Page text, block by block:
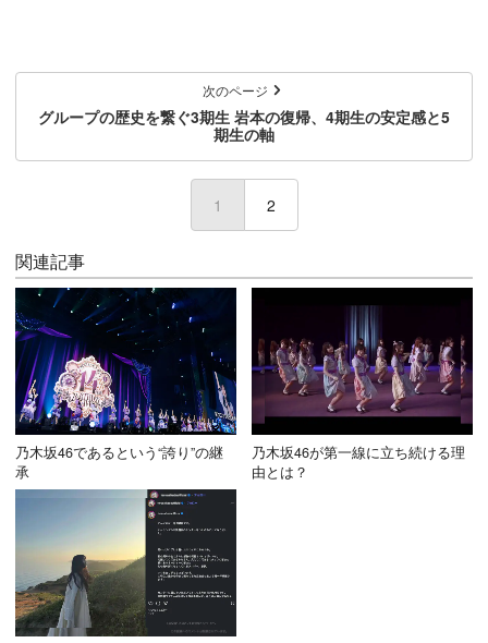
次のページ
グループの歴史を繋ぐ3期生 岩本の復帰、4期生の安定感と5
期生の軸
1 (current)
2
関連記事
乃木坂46であるという“誇り”の継
承
乃木坂46が第一線に立ち続ける理
由とは？